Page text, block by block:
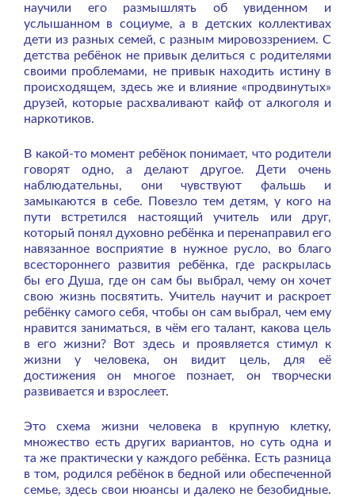
научили его размышлять об увиденном и
услышанном в социуме, а в детских коллективах
дети из разных семей, с разным мировоззрением. С
детства ребёнок не привык делиться с родителями
своими проблемами, не привык находить истину в
происходящем, здесь же и влияние «продвинутых»
друзей, которые расхваливают кайф от алкоголя и
наркотиков.
В какой-то момент ребёнок понимает, что родители
говорят одно, а делают другое. Дети очень
наблюдательны, они чувствуют фальшь и
замыкаются в себе. Повезло тем детям, у кого на
пути встретился настоящий учитель или друг,
который понял духовно ребёнка и перенаправил его
навязанное восприятие в нужное русло, во благо
всестороннего развития ребёнка, где раскрылась
бы его Душа, где он сам бы выбрал, чему он хочет
свою жизнь посвятить. Учитель научит и раскроет
ребёнку самого себя, чтобы он сам выбрал, чем ему
нравится заниматься, в чём его талант, какова цель
в его жизни? Вот здесь и проявляется стимул к
жизни у человека, он видит цель, для её
достижения он многое познает, он творчески
развивается и взрослеет.
Это схема жизни человека в крупную клетку,
множество есть других вариантов, но суть одна и
та же практически у каждого ребёнка. Есть разница
в том, родился ребёнок в бедной или обеспеченной
семье, здесь свои нюансы и далеко не безобидные.